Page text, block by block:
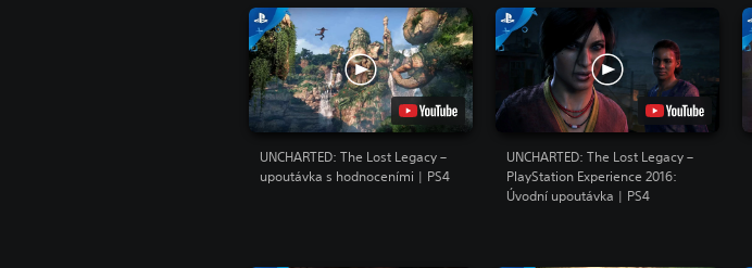
UNCHARTED: The Lost Legacy –
upoutávka s hodnoceními | PS4
UNCHARTED: The Lost Legacy –
PlayStation Experience 2016:
Úvodní upoutávka | PS4